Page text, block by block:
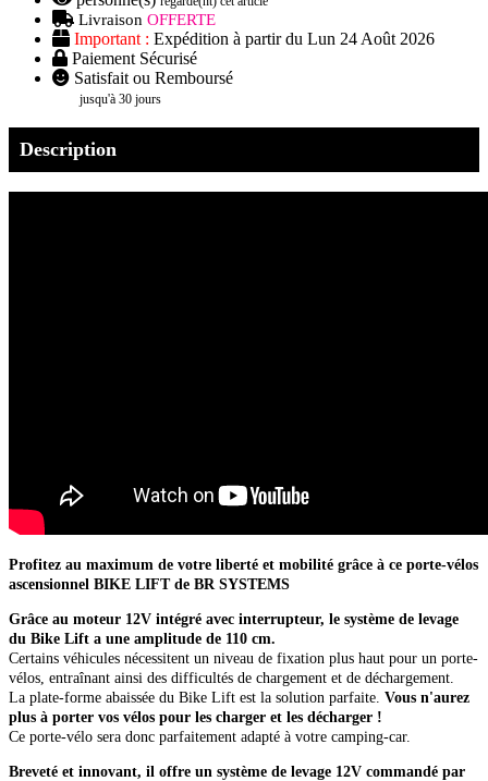
Livraison OFFERTE
Important : Expédition à partir du Lun 24 Août 2026
Paiement Sécurisé
Satisfait ou Remboursé
jusqu'à 30 jours
Description
Profitez au maximum de votre liberté et mobilité grâce à ce porte-vélos
ascensionnel BIKE LIFT de BR SYSTEMS
Grâce au moteur 12V intégré avec interrupteur, le système de levage
du Bike Lift a une amplitude de 110 cm.
Certains véhicules nécessitent un niveau de fixation plus haut pour un porte-
vélos, entraînant ainsi des difficultés de chargement et de déchargement.
La plate-forme abaissée du Bike Lift est la solution parfaite. Vous n'aurez
plus à porter vos vélos pour les charger et les décharger !
Ce porte-vélo sera donc parfaitement adapté à votre camping-car.
Breveté et innovant, il offre un système de levage 12V commandé par